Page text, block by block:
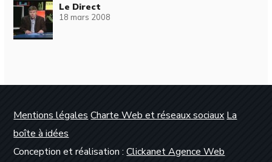
Le Direct
18 mars 2008
Mentions légales Charte Web et réseaux sociaux La
boîte à idées
Conception et réalisation :Clickanet Agence Web